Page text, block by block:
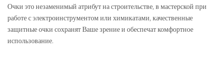
Очки это незаменимый атрибут на строительстве, в мастерской при
работе с электроинструментом или химикатами, качественные
защитные очки сохранят Ваше зрение и обеспечат комфортное
использование.